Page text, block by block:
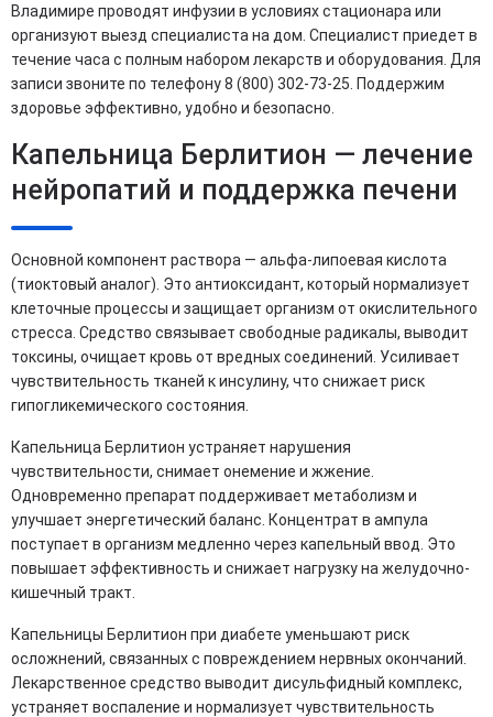
Владимире проводят инфузии в условиях стационара или
организуют выезд специалиста на дом. Специалист приедет в
течение часа с полным набором лекарств и оборудования. Для
записи звоните по телефону 8 (800) 302-73-25. Поддержим
здоровье эффективно, удобно и безопасно.
Капельница Берлитион — лечение
нейропатий и поддержка печени
Основной компонент раствора — альфа-липоевая кислота
(тиоктовый аналог). Это антиоксидант, который нормализует
клеточные процессы и защищает организм от окислительного
стресса. Средство связывает свободные радикалы, выводит
токсины, очищает кровь от вредных соединений. Усиливает
чувствительность тканей к инсулину, что снижает риск
гипогликемического состояния.
Капельница Берлитион устраняет нарушения
чувствительности, снимает онемение и жжение.
Одновременно препарат поддерживает метаболизм и
улучшает энергетический баланс. Концентрат в ампула
поступает в организм медленно через капельный ввод. Это
повышает эффективность и снижает нагрузку на желудочно-
кишечный тракт.
Капельницы Берлитион при диабете уменьшают риск
осложнений, связанных с повреждением нервных окончаний.
Лекарственное средство выводит дисульфидный комплекс,
устраняет воспаление и нормализует чувствительность